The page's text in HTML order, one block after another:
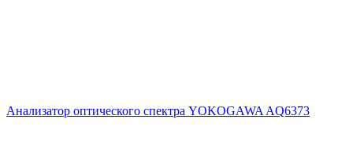
Анализатор оптического спектра YOKOGAWA AQ6373